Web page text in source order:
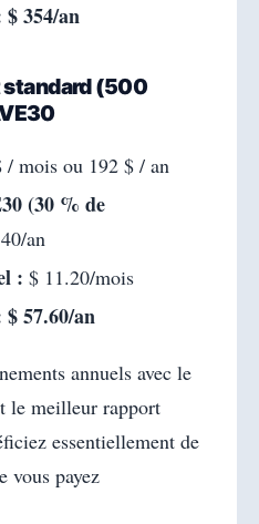
$ 354/an
standard (500
/ mois ou 192 $ / an
(30 % de
an
: $ 11.20/mois
$ 57.60/an
annuels avec le
le meilleur rapport
essentiellement de
vous payez